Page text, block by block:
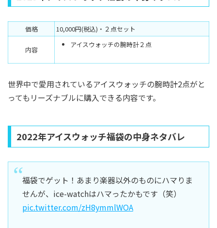
価格 10,000円(税込)・２点セット
内容
アイスウォッチの腕時計２点
世界中で愛用されているアイスウォッチの腕時計2点がと
ってもリーズナブルに購入できる内容です。
2022年アイスウォッチ福袋の中身ネタバレ
福袋でゲット！あまり楽器以外のものにハマりま
せんが、ice-watchはハマったかもです（笑）
pic.twitter.com/zH8ymmlWOA